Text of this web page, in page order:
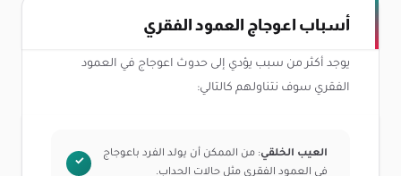
أسباب اعوجاج العمود الفقري
يوجد أكثر من سبب يؤدي إلى حدوث اعوجاج في العمود
الفقري سوف نتناولهم كالتالي:
العيب الخلقي: من الممكن أن يولد الفرد باعوجاج
في العمود الفقري مثل حالات الحداب.